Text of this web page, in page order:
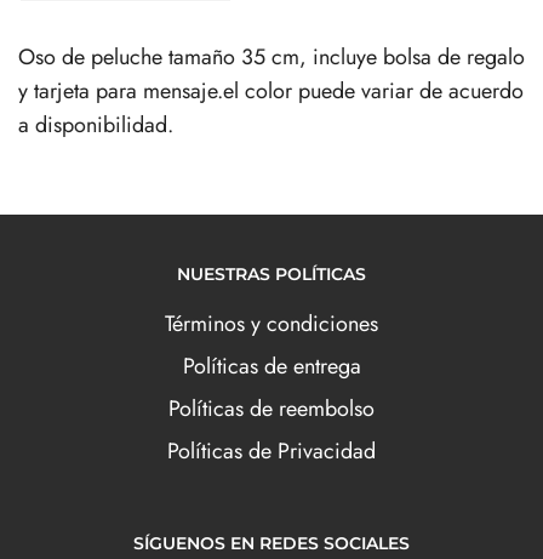
Oso de peluche tamaño 35 cm, incluye bolsa de regalo
y tarjeta para mensaje.el color puede variar de acuerdo
a disponibilidad.
NUESTRAS POLÍTICAS
Términos y condiciones
Políticas de entrega
Políticas de reembolso
Políticas de Privacidad
SÍGUENOS EN REDES SOCIALES